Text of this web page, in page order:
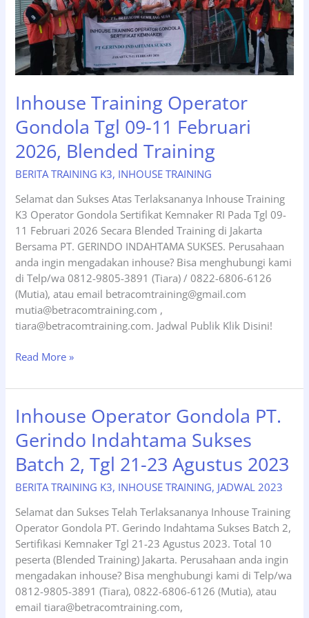
Inhouse Training Operator
Gondola Tgl 09-11 Februari
2026, Blended Training
BERITA TRAINING K3, INHOUSE TRAINING
Selamat dan Sukses Atas Terlaksananya Inhouse Training
K3 Operator Gondola Sertifikat Kemnaker RI Pada Tgl 09-
11 Februari 2026 Secara Blended Training di Jakarta
Bersama PT. GERINDO INDAHTAMA SUKSES. Perusahaan
anda ingin mengadakan inhouse? Bisa menghubungi kami
di Telp/wa 0812-9805-3891 (Tiara) / 0822-6806-6126
(Mutia), atau email betracomtraining@gmail.com
mutia@betracomtraining.com ,
tiara@betracomtraining.com. Jadwal Publik Klik Disini!
Inhouse
Operator
Tgl
09-
11
Februari
2026,
Training
Read More »
Inhouse Operator Gondola PT.
Gerindo Indahtama Sukses
Batch 2, Tgl 21-23 Agustus 2023
BERITA TRAINING K3, INHOUSE TRAINING, JADWAL 2023
Selamat dan Sukses Telah Terlaksananya Inhouse Training
Operator Gondola PT. Gerindo Indahtama Sukses Batch 2,
Sertifikasi Kemnaker Tgl 21-23 Agustus 2023. Total 10
peserta (Blended Training) Jakarta. Perusahaan anda ingin
mengadakan inhouse? Bisa menghubungi kami di Telp/wa
0812-9805-3891 (Tiara), 0822-6806-6126 (Mutia), atau
email tiara@betracomtraining.com,